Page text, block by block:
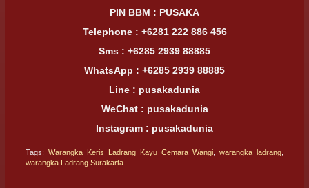
PIN BBM : PUSAKA
Telephone : +6281 222 886 456
Sms : +6285 2939 88885
WhatsApp : +6285 2939 88885
Line : pusakadunia
WeChat : pusakadunia
Instagram : pusakadunia
Tags: Warangka Keris Ladrang Kayu Cemara Wangi warangka ladrang
warangka Ladrang Surakarta